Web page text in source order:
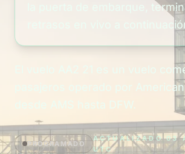
la puerta de embarque,
retrasos en vivo a
El vuelo AA2 21 es un vuelo
pasajeros operado por
desde AMS hasta DFW.
PROGRAMADO
ACTUALIZADO 03
UTC